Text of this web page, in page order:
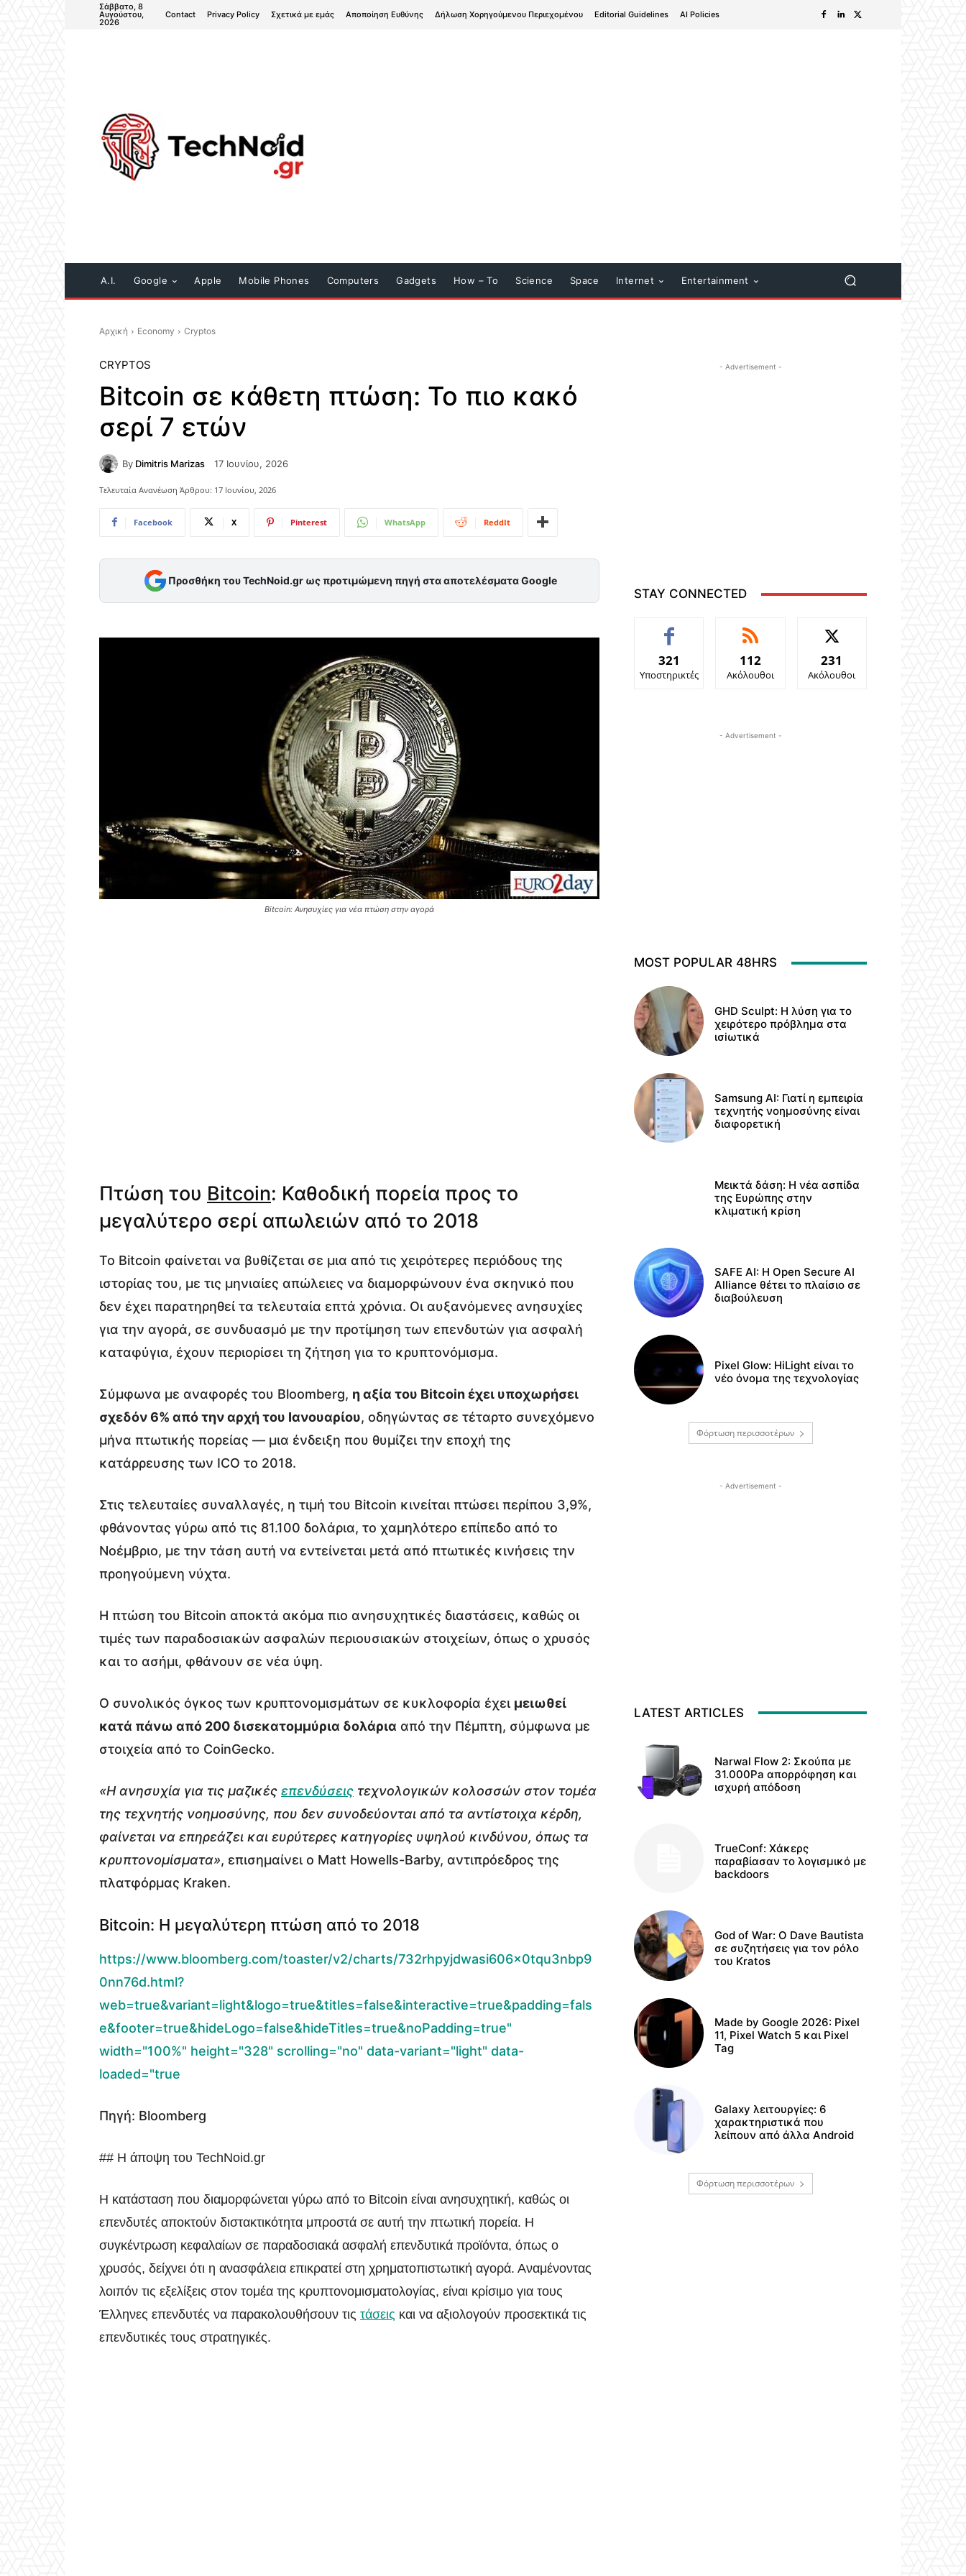
Σάββατο, 8
Αυγούστου,
2026
Contact Privacy Policy Σχετικά με εμάς Αποποίηση Ευθύνης Δήλωση Χορηγούμενου Περιεχομένου Editorial Guidelines AI Policies
A.I. Google Apple Mobile Phones Computers Gadgets How – To Science Space Internet Entertainment
Αρχική Economy Cryptos
CRYPTOS
Bitcoin σε κάθετη πτώση: Το πιο κακό
σερί 7 ετών
By Dimitris Marizas 17 Ιουνίου, 2026
Τελευταία Ανανέωση Άρθρου: 17 Ιουνίου, 2026
Facebook X Pinterest WhatsApp ReddIt
Προσθήκη του TechNoid.gr ως προτιμώμενη πηγή στα αποτελέσματα Google
Bitcoin: Ανησυχίες για νέα πτώση στην αγορά
Πτώση του Bitcoin: Καθοδική πορεία προς το
μεγαλύτερο σερί απωλειών από το 2018
Το Bitcoin φαίνεται να βυθίζεται σε μια από τις χειρότερες περιόδους της
ιστορίας του, με τις μηνιαίες απώλειες να διαμορφώνουν ένα σκηνικό που
δεν έχει παρατηρηθεί τα τελευταία επτά χρόνια. Οι αυξανόμενες ανησυχίες
για την αγορά, σε συνδυασμό με την προτίμηση των επενδυτών για ασφαλή
καταφύγια, έχουν περιορίσει τη ζήτηση για το κρυπτονόμισμα.
Σύμφωνα με αναφορές του Bloomberg, η αξία του Bitcoin έχει υποχωρήσει
σχεδόν 6% από την αρχή του Ιανουαρίου, οδηγώντας σε τέταρτο συνεχόμενο
μήνα πτωτικής πορείας — μια ένδειξη που θυμίζει την εποχή της
κατάρρευσης των ICO το 2018.
Στις τελευταίες συναλλαγές, η τιμή του Bitcoin κινείται πτώσει περίπου 3,9%,
φθάνοντας γύρω από τις 81.100 δολάρια, το χαμηλότερο επίπεδο από το
Νοέμβριο, με την τάση αυτή να εντείνεται μετά από πτωτικές κινήσεις την
προηγούμενη νύχτα.
Η πτώση του Bitcoin αποκτά ακόμα πιο ανησυχητικές διαστάσεις, καθώς οι
τιμές των παραδοσιακών ασφαλών περιουσιακών στοιχείων, όπως ο χρυσός
και το ασήμι, φθάνουν σε νέα ύψη.
Ο συνολικός όγκος των κρυπτονομισμάτων σε κυκλοφορία έχει μειωθεί
κατά πάνω από 200 δισεκατομμύρια δολάρια από την Πέμπτη, σύμφωνα με
στοιχεία από το CoinGecko.
«Η ανησυχία για τις μαζικές επενδύσεις τεχνολογικών κολοσσών στον τομέα
της τεχνητής νοημοσύνης, που δεν συνοδεύονται από τα αντίστοιχα κέρδη,
φαίνεται να επηρεάζει και ευρύτερες κατηγορίες υψηλού κινδύνου, όπως τα
κρυπτονομίσματα», επισημαίνει ο Matt Howells-Barby, αντιπρόεδρος της
πλατφόρμας Kraken.
Bitcoin: Η μεγαλύτερη πτώση από το 2018
https://www.bloomberg.com/toaster/v2/charts/732rhpyjdwasi606x0tqu3nbp9
0nn76d.html?
web=true&variant=light&logo=true&titles=false&interactive=true&padding=fals
e&footer=true&hideLogo=false&hideTitles=true&noPadding=true"
width="100%" height="328" scrolling="no" data-variant="light" data-
loaded="true
Πηγή: Bloomberg
## Η άποψη του TechNoid.gr
Η κατάσταση που διαμορφώνεται γύρω από το Bitcoin είναι ανησυχητική, καθώς οι
επενδυτές αποκτούν διστακτικότητα μπροστά σε αυτή την πτωτική πορεία. Η
συγκέντρωση κεφαλαίων σε παραδοσιακά ασφαλή επενδυτικά προϊόντα, όπως ο
χρυσός, δείχνει ότι η ανασφάλεια επικρατεί στη χρηματοπιστωτική αγορά. Αναμένοντας
λοιπόν τις εξελίξεις στον τομέα της κρυπτονομισματολογίας, είναι κρίσιμο για τους
Έλληνες επενδυτές να παρακολουθήσουν τις τάσεις και να αξιολογούν προσεκτικά τις
επενδυτικές τους στρατηγικές.
- Advertisement -
STAY CONNECTED
321
Υποστηρικτές
112
Ακόλουθοι
231
Ακόλουθοι
- Advertisement -
MOST POPULAR 48HRS
GHD Sculpt: Η λύση για το
χειρότερο πρόβλημα στα
ισiωτικά
Samsung AI: Γιατί η εμπειρία
τεχνητής νοημοσύνης είναι
διαφορετική
Μεικτά δάση: Η νέα ασπίδα
της Ευρώπης στην
κλιματική κρίση
SAFE AI: Η Open Secure AI
Alliance θέτει το πλαίσιο σε
διαβούλευση
Pixel Glow: HiLight είναι το
νέο όνομα της τεχνολογίας
Φόρτωση περισσοτέρων
- Advertisement -
LATEST ARTICLES
Narwal Flow 2: Σκούπα με
31.000Pa απορρόφηση και
ισχυρή απόδοση
TrueConf: Χάκερς
παραβίασαν το λογισμικό με
backdoors
God of War: Ο Dave Bautista
σε συζητήσεις για τον ρόλο
του Kratos
Made by Google 2026: Pixel
11, Pixel Watch 5 και Pixel
Tag
Galaxy λειτουργίες: 6
χαρακτηριστικά που
λείπουν από άλλα Android
Φόρτωση περισσοτέρων